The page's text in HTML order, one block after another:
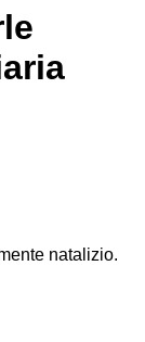
natalizio.